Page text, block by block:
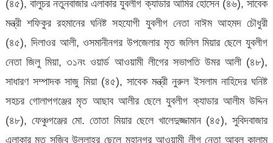
(৪৫), বালুচর নতুনবাজার এলাকার যুবলীগ ক্যাডার আমির হোসেন (৪৬), সাবেক
মন্ত্রী শফিকুর রহমানের ঘনিষ্ট সহযোগী যুবলীগ নেতা নাঈম আহমদ চৌধুরী
(৪৫), দিলাওর আলী, ওসমানীনগর উপজেলার মৃত জলিল মিয়ার ছেলে যুবলীগ
নেতা জিলু মিয়া, ৩১নং ওয়ার্ড আওয়ামী লীগের সভাপতি উমর আলী (৪৮),
সাধারণ সম্পাদক সাজু মিয়া (৪৫), সাবেক মন্ত্রী নুরুল ইসলাম নাহিদের ঘনিষ্ট
সহচর গোলাপগঞ্জের মৃত আছাব আলীর ছেলে যুবলীগ ক্যাডার আলীম উদ্দিন
(৪৮), ফেঞ্চুগঞ্জের মো. তোতা মিয়ার ছেলে খালেদুজ্জামান (৪৫), সুবিদবাজার
এলাকার মৃত সজিব উল্লাহর ছেলে মহানগর আওয়ামী লীগ নেতা আবুল কালাম